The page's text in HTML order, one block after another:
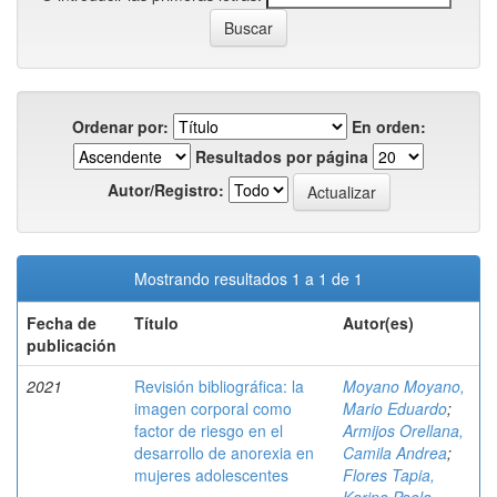
Ordenar por:
En orden:
Resultados por página
Autor/Registro:
Mostrando resultados 1 a 1 de 1
Fecha de
publicación
Título Autor(es)
2021
Revisión bibliográfica: la
imagen corporal como
factor de riesgo en el
desarrollo de anorexia en
mujeres adolescentes
Moyano Moyano,
Mario Eduardo;
Armijos Orellana,
Camila Andrea;
Flores Tapia,